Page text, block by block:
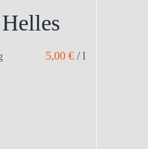
5,00 €/l